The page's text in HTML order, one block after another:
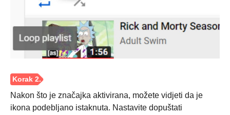
Nakon što je značajka aktivirana, možete vidjeti da je
ikona podebljano istaknuta. Nastavite dopuštati